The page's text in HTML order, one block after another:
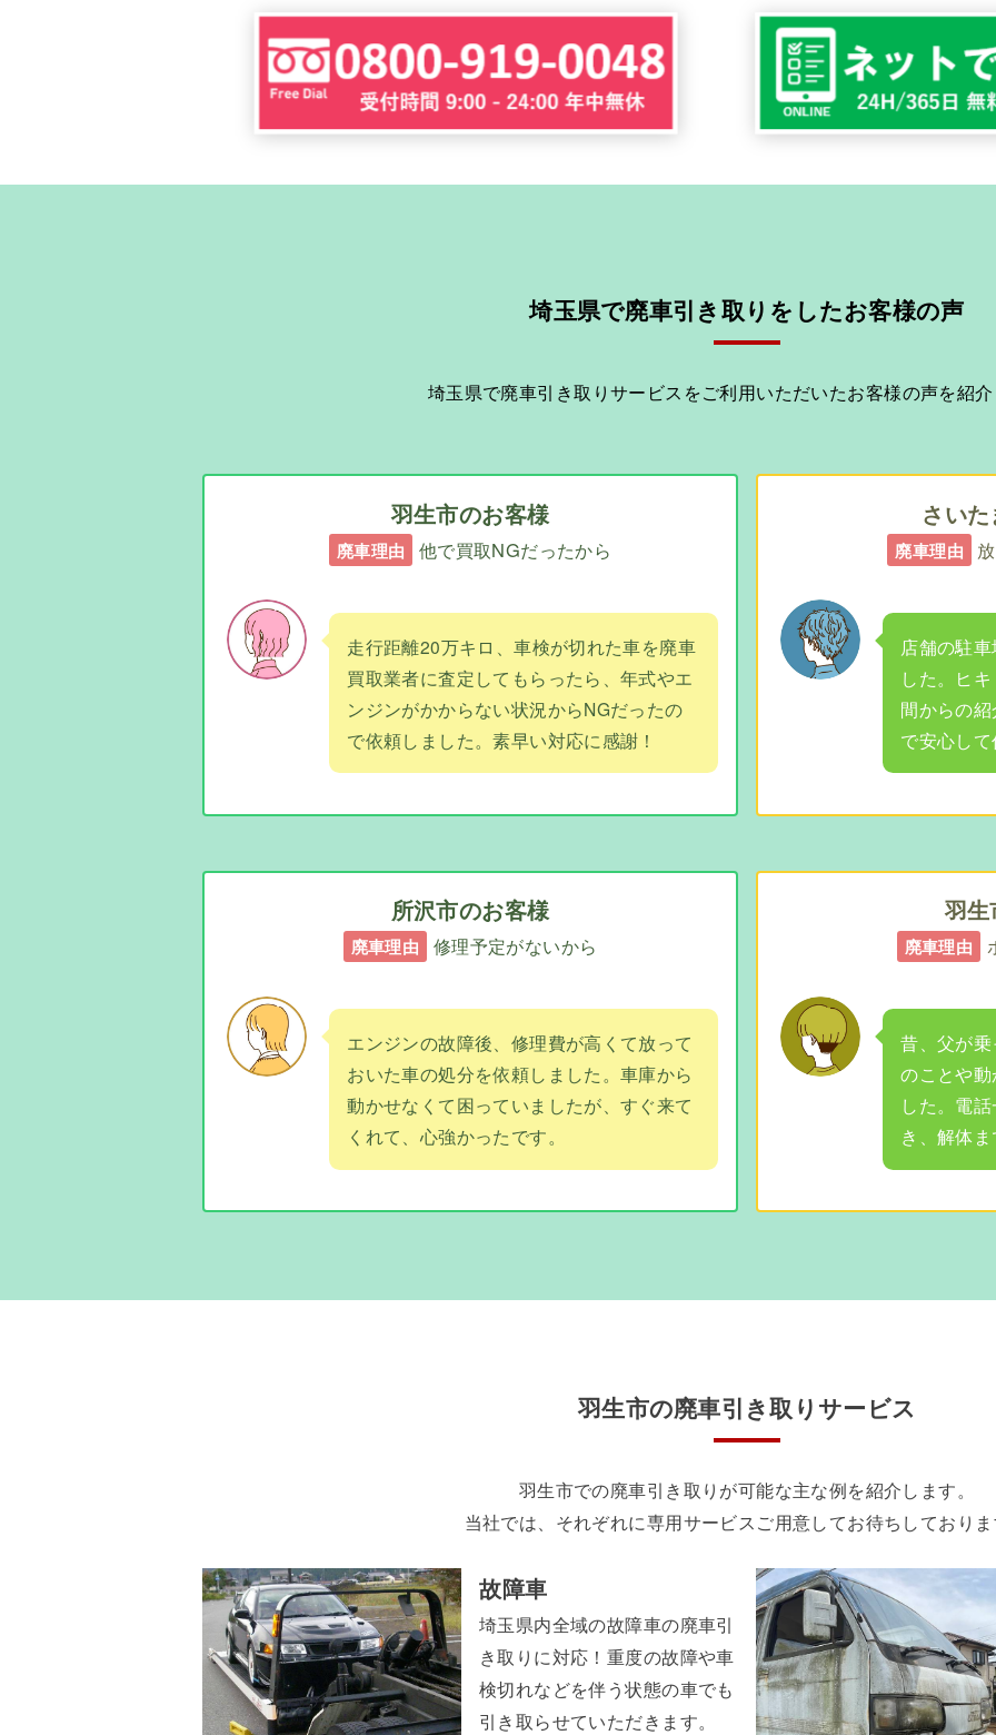
埼玉県で廃車引き取りをしたお客様の声
埼玉県で廃車引き取りサービスをご利用いただいたお客様の声を紹
羽生市のお客様
廃車理由 他で買取NGだったから
走行距離20万キロ、車検が切れた車を廃車
買取業者に査定してもらったら、年式やエ
ンジンがかからない状況からNGだったの
で依頼しました。素早い対応に感謝！
さい
廃車理由
店舗の駐
した。ヒ
間からの
で安心し
所沢市のお客様
廃車理由 修理予定がないから
エンジンの故障後、修理費が高くて放って
おいた車の処分を依頼しました。車庫から
動かせなくて困っていましたが、すぐ来て
くれて、心強かったです。
羽
廃車理由
昔、父が
のことや
した。電
き、解体
羽生市の廃車引き取りサービス
羽生市での廃車引き取りが可能な主な例を紹介します。
当社では、それぞれに専用サービスご用意してお待ちしており
故障車
埼玉県内全域の故障車の廃車引
き取りに対応！重度の故障や車
検切れなどを伴う状態の車でも
引き取らせていただきます。